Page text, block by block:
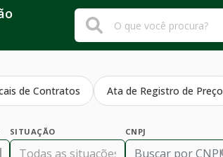
de Contratos Ata de Registro de Preço
SITUAÇÃO CNPJ